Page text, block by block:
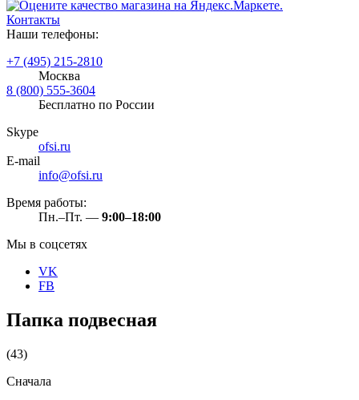
Контакты
Наши телефоны:
+7 (495) 215-2810
Москва
8 (800) 555-3604
Бесплатно по России
Skype
ofsi.ru
E-mail
info@ofsi.ru
Время работы:
Пн.–Пт. — 9:00–18:00
Мы в соцсетях
VK
FB
Папка подвесная
(43)
Сначала